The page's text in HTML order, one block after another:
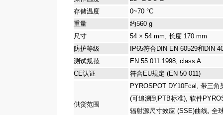
存储温度
0~70 °C
重量
约560 g
尺寸
54 × 54 mm, 长度 170 mm
防护等级
IP65符合DIN EN 60529和 DIN
测试规范
EN 55 011:1998, class A
CE认证 符合EU规定 (EN 50 011)
供货范围
PYROSPOT DY10Fcal, 带三角
(可追溯到 PTB标准), 软件
辐射源尺寸效应 (SSE)曲线, 全